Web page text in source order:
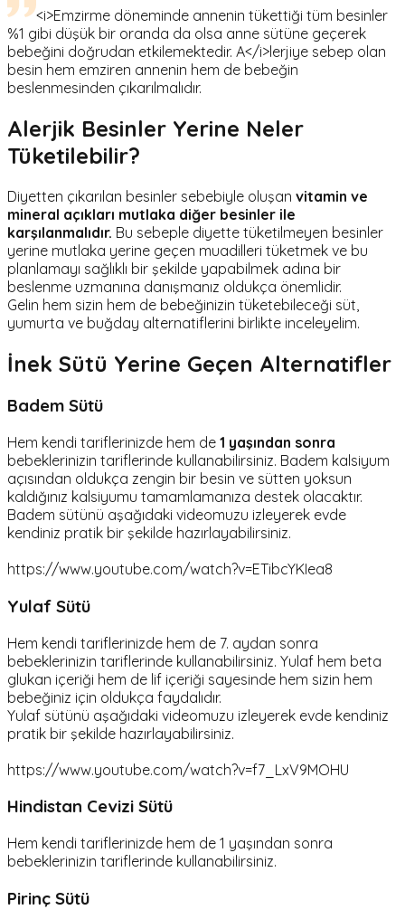
<i>Emzirme döneminde annenin tükettiği tüm besinler
%1 gibi düşük bir oranda da olsa anne sütüne geçerek
bebeğini doğrudan etkilemektedir. A</i>lerjiye sebep olan
besin hem emziren annenin hem de bebeğin
beslenmesinden çıkarılmalıdır.
Alerjik Besinler Yerine Neler
Tüketilebilir?
Diyetten çıkarılan besinler sebebiyle oluşan vitamin ve
mineral açıkları mutlaka diğer besinler ile
karşılanmalıdır. Bu sebeple diyette tüketilmeyen besinler
yerine mutlaka yerine geçen muadilleri tüketmek ve bu
planlamayı sağlıklı bir şekilde yapabilmek adına bir
beslenme uzmanına danışmanız oldukça önemlidir.
Gelin hem sizin hem de bebeğinizin tüketebileceği süt,
yumurta ve buğday alternatiflerini birlikte inceleyelim.
İnek Sütü Yerine Geçen Alternatifler
Badem Sütü
Hem kendi tariflerinizde hem de 1 yaşından sonra
bebeklerinizin tariflerinde kullanabilirsiniz. Badem kalsiyum
açısından oldukça zengin bir besin ve sütten yoksun
kaldığınız kalsiyumu tamamlamanıza destek olacaktır.
Badem sütünü aşağıdaki videomuzu izleyerek evde
kendiniz pratik bir şekilde hazırlayabilirsiniz.
https://www.youtube.com/watch?v=ETibcYKIea8
Yulaf Sütü
Hem kendi tariflerinizde hem de 7. aydan sonra
bebeklerinizin tariflerinde kullanabilirsiniz. Yulaf hem beta
glukan içeriği hem de lif içeriği sayesinde hem sizin hem
bebeğiniz için oldukça faydalıdır.
Yulaf sütünü aşağıdaki videomuzu izleyerek evde kendiniz
pratik bir şekilde hazırlayabilirsiniz.
https://www.youtube.com/watch?v=f7_LxV9MOHU
Hindistan Cevizi Sütü
Hem kendi tariflerinizde hem de 1 yaşından sonra
bebeklerinizin tariflerinde kullanabilirsiniz.
Pirinç Sütü